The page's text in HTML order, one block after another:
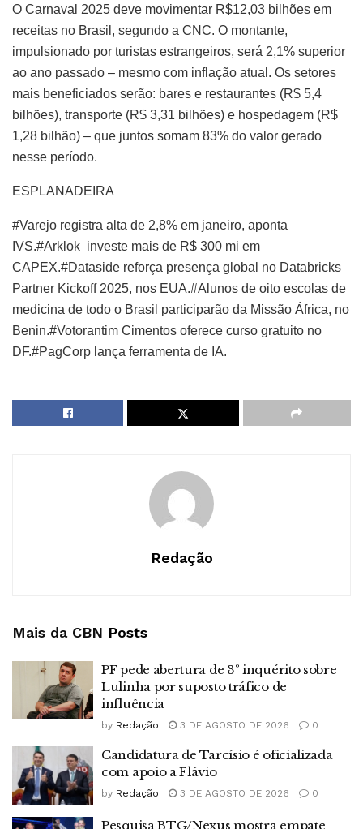
O Carnaval 2025 deve movimentar R$12,03 bilhões em
receitas no Brasil, segundo a CNC. O montante,
impulsionado por turistas estrangeiros, será 2,1% superior
ao ano passado – mesmo com inflação atual. Os setores
mais beneficiados serão: bares e restaurantes (R$ 5,4
bilhões), transporte (R$ 3,31 bilhões) e hospedagem (R$
1,28 bilhão) – que juntos somam 83% do valor gerado
nesse período.
ESPLANADEIRA
#Varejo registra alta de 2,8% em janeiro, aponta
IVS.#Arklok investe mais de R$ 300 mi em
CAPEX.#Dataside reforça presença global no Databricks
Partner Kickoff 2025, nos EUA.#Alunos de oito escolas de
medicina de todo o Brasil participarão da Missão África, no
Benin.#Votorantim Cimentos oferece curso gratuito no
DF.#PagCorp lança ferramenta de IA.
Redação
Mais da CBN Posts
PF pede abertura de 3º inquérito sobre
Lulinha por suposto tráfico de
influência
by Redação 3 DE AGOSTO DE 2026 0
Candidatura de Tarcísio é oficializada
com apoio a Flávio
by Redação 3 DE AGOSTO DE 2026 0
Pesquisa BTG/Nexus mostra empate